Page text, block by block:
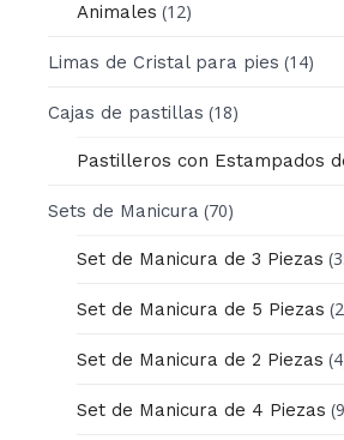
Animales (12)
Limas de Cristal para pies (14)
Cajas de pastillas (18)
Pastilleros con Estampados
Sets de Manicura (70)
Set de Manicura de 3 Piezas
Set de Manicura de 5 Piezas
Set de Manicura de 2 Piezas
Set de Manicura de 4 Piezas